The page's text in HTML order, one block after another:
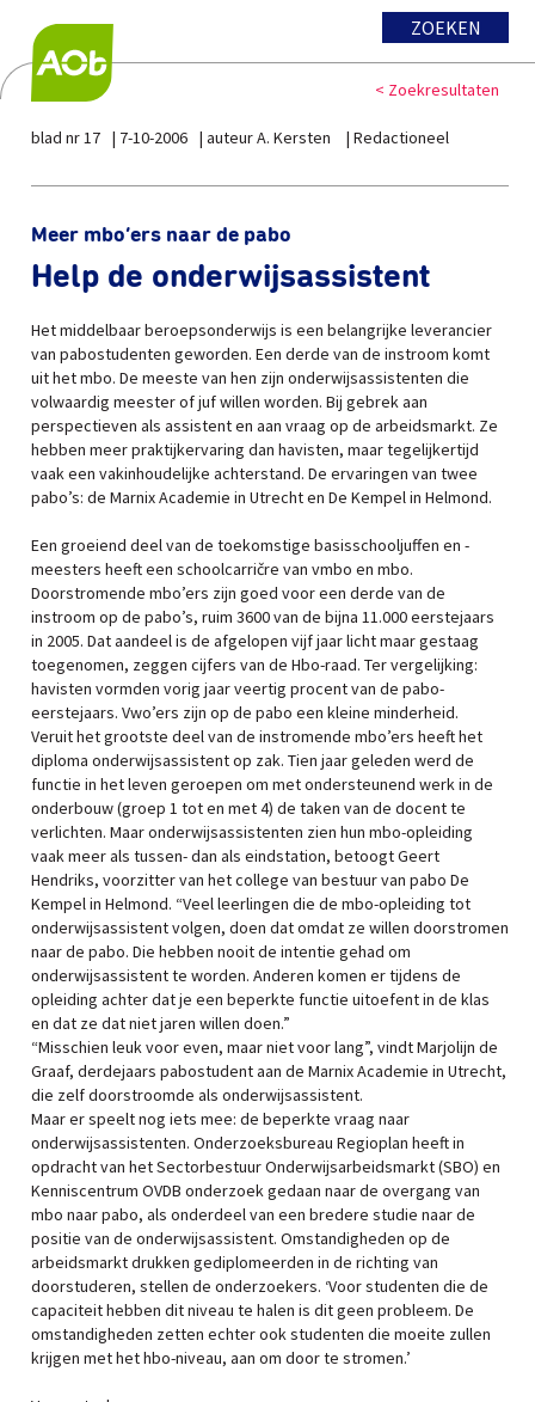
ZOEKEN
< Zoekresultaten
blad nr 17 7-10-2006 auteur A. Kersten Redactioneel
Meer mbo’ers naar de pabo
Help de onderwijsassistent
Het middelbaar beroepsonderwijs is een belangrijke leverancier
van pabostudenten geworden. Een derde van de instroom komt
uit het mbo. De meeste van hen zijn onderwijsassistenten die
volwaardig meester of juf willen worden. Bij gebrek aan
perspectieven als assistent en aan vraag op de arbeidsmarkt. Ze
hebben meer praktijkervaring dan havisten, maar tegelijkertijd
vaak een vakinhoudelijke achterstand. De ervaringen van twee
pabo’s: de Marnix Academie in Utrecht en De Kempel in Helmond.
Een groeiend deel van de toekomstige basisschooljuffen en -
meesters heeft een schoolcarričre van vmbo en mbo.
Doorstromende mbo’ers zijn goed voor een derde van de
instroom op de pabo’s, ruim 3600 van de bijna 11.000 eerstejaars
in 2005. Dat aandeel is de afgelopen vijf jaar licht maar gestaag
toegenomen, zeggen cijfers van de Hbo-raad. Ter vergelijking:
havisten vormden vorig jaar veertig procent van de pabo-
eerstejaars. Vwo’ers zijn op de pabo een kleine minderheid.
Veruit het grootste deel van de instromende mbo’ers heeft het
diploma onderwijsassistent op zak. Tien jaar geleden werd de
functie in het leven geroepen om met ondersteunend werk in de
onderbouw (groep 1 tot en met 4) de taken van de docent te
verlichten. Maar onderwijsassistenten zien hun mbo-opleiding
vaak meer als tussen- dan als eindstation, betoogt Geert
Hendriks, voorzitter van het college van bestuur van pabo De
Kempel in Helmond. “Veel leerlingen die de mbo-opleiding tot
onderwijsassistent volgen, doen dat omdat ze willen doorstromen
naar de pabo. Die hebben nooit de intentie gehad om
onderwijsassistent te worden. Anderen komen er tijdens de
opleiding achter dat je een beperkte functie uitoefent in de klas
en dat ze dat niet jaren willen doen.”
“Misschien leuk voor even, maar niet voor lang”, vindt Marjolijn de
Graaf, derdejaars pabostudent aan de Marnix Academie in Utrecht,
die zelf doorstroomde als onderwijsassistent.
Maar er speelt nog iets mee: de beperkte vraag naar
onderwijsassistenten. Onderzoeksbureau Regioplan heeft in
opdracht van het Sectorbestuur Onderwijsarbeidsmarkt (SBO) en
Kenniscentrum OVDB onderzoek gedaan naar de overgang van
mbo naar pabo, als onderdeel van een bredere studie naar de
positie van de onderwijsassistent. Omstandigheden op de
arbeidsmarkt drukken gediplomeerden in de richting van
doorstuderen, stellen de onderzoekers. ‘Voor studenten die de
capaciteit hebben dit niveau te halen is dit geen probleem. De
omstandigheden zetten echter ook studenten die moeite zullen
krijgen met het hbo-niveau, aan om door te stromen.’